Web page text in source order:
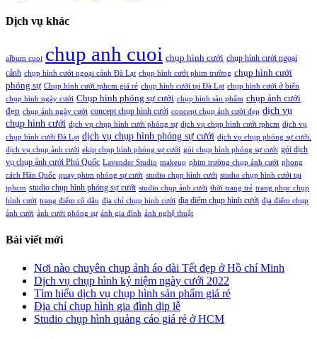
Dịch vụ khác
album cuoi chup anh cuoi chụp hình cưới chụp hình cưới ngoại
cảnh chụp hình cưới ngoại cảnh Đà Lạt chụp hình cưới phim trường chụp hình cưới
phóng sự Chụp hình cưới tphcm giá rẻ chụp hình cưới tại Đà Lạt chụp hình cưới ở biển
chụp hình ngày cưới Chụp hình phóng sự cưới chụp hình sản phẩm chụp ảnh cưới
đẹp chụp ảnh ngày cưới concept chụp hình cưới concept chụp ảnh cưới đẹp dịch vụ
chụp hình cưới dịch vụ chụp hình cưới phóng sự dịch vụ chụp hình cưới tphcm dịch vụ
chụp hình cưới Đà Lạt dịch vụ chụp hình phóng sự cưới dịch vụ chụp phóng sự cưới.
dịch vụ chụp ảnh cưới ekip chụp hình phóng sự cưới gói chụp hình phóng sự cưới gói dịch
vụ chụp ảnh cưới Phú Quốc Lavender Studio makeup phim trường chụp ảnh cưới phong
cách Hàn Quốc quay phim phóng sự cưới studio chụp hình cưới studio chụp hình cưới tại
tphcm studio chụp hình phóng sự cưới studio chụp ảnh cưới thời trang trẻ trang phục chụp
hình cưới trang điểm cô dâu địa chỉ chụp hình cưới địa điểm chụp hình cưới địa điểm chụp
ảnh cưới ảnh cưới phóng sự ảnh gia đình ảnh nghệ thuật
Bài viết mới
Nơi nào chuyên chụp ảnh áo dài Tết đẹp ở Hồ chí Minh
Dịch vụ chụp hình kỷ niệm ngày cưới 2022
Tìm hiểu dịch vụ chụp hình sản phẩm giá rẻ
Địa chỉ chụp hình gia đình dịp lễ
Studio chụp hình quảng cáo giá rẻ ở HCM